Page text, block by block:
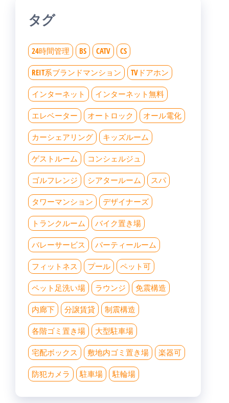
タグ
24時間管理 BS CATV CS
REIT系ブランドマンション TVドアホン
インターネット インターネット無料
エレベーター オートロック オール電化
カーシェアリング キッズルーム
ゲストルーム コンシェルジュ
ゴルフレンジ シアタールーム スパ
タワーマンション デザイナーズ
トランクルーム バイク置き場
バレーサービス パーティールーム
フィットネス プール ペット可
ペット足洗い場 ラウンジ 免震構造
内廊下 分譲賃貸 制震構造
各階ゴミ置き場 大型駐車場
宅配ボックス 敷地内ゴミ置き場 楽器可
防犯カメラ 駐車場 駐輪場